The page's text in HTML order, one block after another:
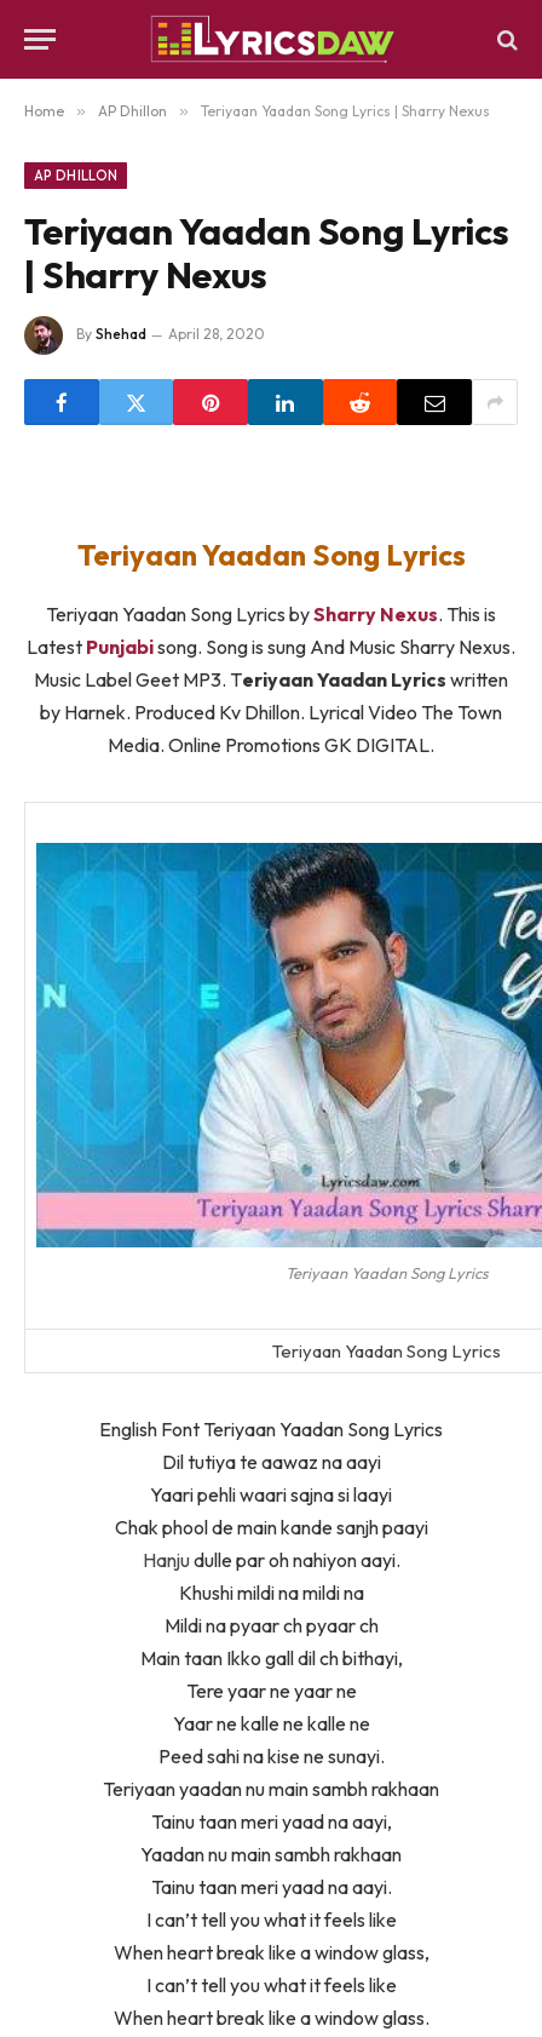
Home » AP Dhillon » Teriyaan Yaadan Song Lyrics | Sharry Nexus
AP DHILLON
Teriyaan Yaadan Song Lyrics
| Sharry Nexus
By Shehad April 28, 2020
Teriyaan Yaadan Song Lyrics
Teriyaan Yaadan Song Lyrics bySharry Nexus. This is
Latest Punjabisong. Song is sung And Music Sharry Nexus.
Music Label Geet MP3. Teriyaan Yaadan Lyrics written
by Harnek. Produced Kv Dhillon. Lyrical Video The Town
Media. Online Promotions GK DIGITAL.
Teriyaan Yaadan Song Lyrics
Teriyaan Yaadan Song Lyrics
English Font Teriyaan Yaadan Song Lyrics
Dil tutiya te aawaz na aayi
Yaari pehli waari sajna si laayi
Chak phool de main kande sanjh paayi
Hanjudulle par oh nahiyon aayi.
Khushi mildi na mildi na
Mildi na pyaar ch pyaar ch
Main taan Ikko gall dil ch bithayi,
Tere yaar ne yaar ne
Yaar ne kalle ne kalle ne
Peed sahi na kise ne sunayi.
Teriyaan yaadan nu main sambh rakhaan
Tainu taan meri yaad na aayi,
Yaadan nu main sambh rakhaan
Tainu taan meri yaad na aayi.
I can’t tell you what it feels like
When heart break like a window glass,
I can’t tell you what it feels like
When heart break like a window glass.